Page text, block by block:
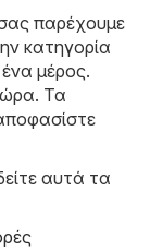
παρέχουμε
κατηγορία
μέρος.
Τα
αυτά τα